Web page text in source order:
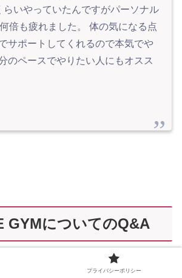
らいやっていたんですがパーソナル
倍も疲れました。 体の気になる点
サポートしてくれるので本気でや
のペースでやりたい人にもオスス
GYMについてのQ&A
プライバシーポリシー